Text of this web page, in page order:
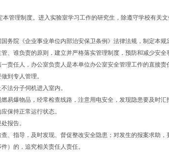
管理制度。进入实验室学习工作的研究生，除遵守学校有关
务院《企业事业单位内部治安保卫条例》法律法规，制定本规
谁负责的原则，建立并严格落实管理制度，预防和减少安全
任人，办公室负责人是本单位办公室安全管理工作的直接责
到专人管理。
法分子伺机进入室内。
爆物品，经常检查线路，注意用电安全，发现隐患要及时汇
保持正常运行状态。
报告。
指导，及时发现、督促整改安全隐患；对发生的报案求助，
）的，追究相关责任人责任。